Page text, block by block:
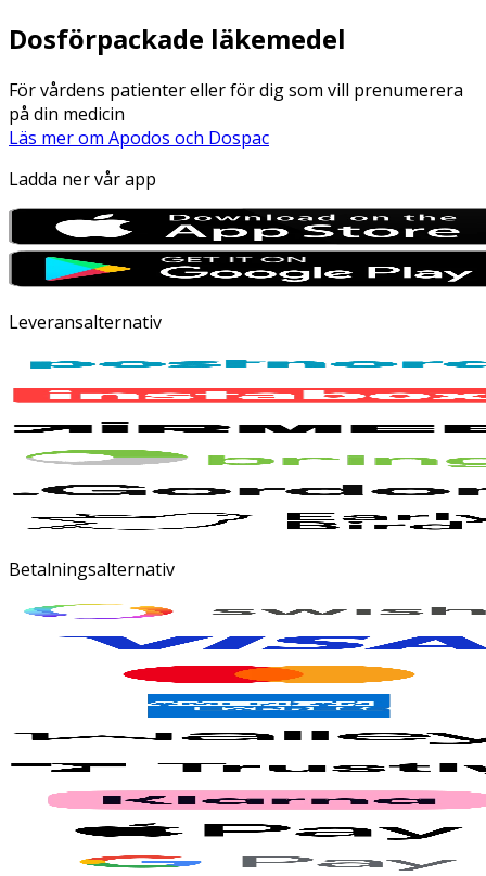
Dosförpackade läkemedel
För vårdens patienter eller för dig som vill prenumerera
på din medicin
Läs mer om Apodos och Dospac
Ladda ner vår app
Leveransalternativ
Betalningsalternativ